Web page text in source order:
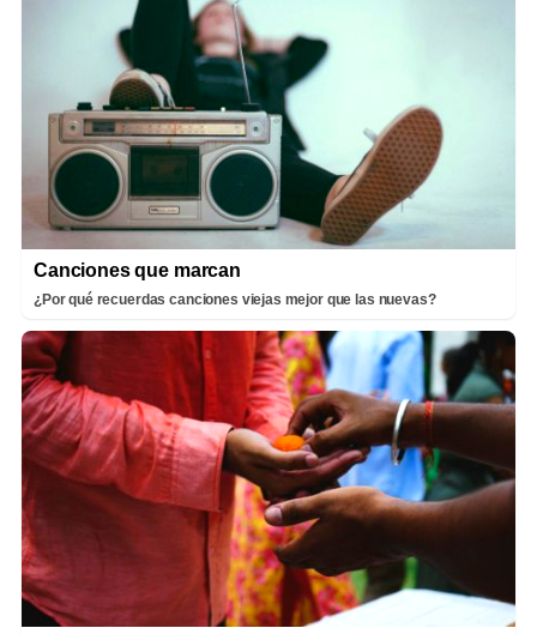
Canciones que marcan
¿Por qué recuerdas canciones viejas mejor que las nuevas?